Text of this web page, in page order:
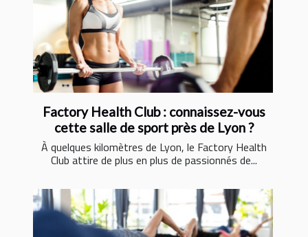
Factory Health Club : connaissez-vous
cette salle de sport près de Lyon ?
À quelques kilomètres de Lyon, le Factory Health
Club attire de plus en plus de passionnés de...